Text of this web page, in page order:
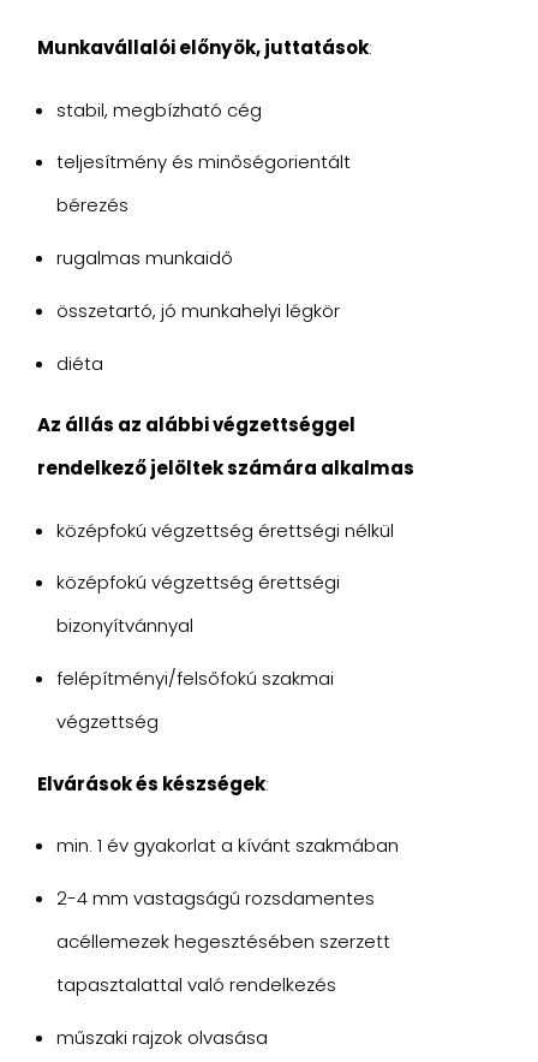
Munkavállalói előnyök, juttatások:
stabil, megbízható cég
teljesítmény és minőségorientált
bérezés
rugalmas munkaidő
összetartó, jó munkahelyi légkör
diéta
Az állás az alábbi végzettséggel
rendelkező jelöltek számára alkalmas
középfokú végzettség érettségi nélkül
középfokú végzettség érettségi
bizonyítvánnyal
felépítményi/felsőfokú szakmai
végzettség
Elvárások és készségek:
min. 1 év gyakorlat a kívánt szakmában
2-4 mm vastagságú rozsdamentes
acéllemezek hegesztésében szerzett
tapasztalattal való rendelkezés
műszaki rajzok olvasása